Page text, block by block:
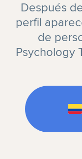
Después
perfil
de
Psychology